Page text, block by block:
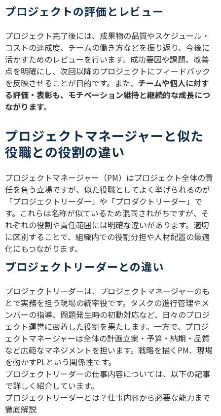
プロジェクトの評価とレビュー
プロジェクト完了後には、成果物の品質やスケジュール・
コストの達成度、チームの働き方などを振り返り、今後に
活かすためのレビューを行います。成功要因や課題、改善
点を明確にし、次回以降のプロジェクトにフィードバック
を反映させることが目的です。また、 チームや個人に対す
る評価・表彰も、モチベーション維持と継続的な成長につ
ながります。
プロジェクトマネージャーと似た
役職との役割の違い
プロジェクトマネージャー（PM）はプロジェクト全体の責
任を負う立場ですが、似た役職としてよく挙げられるのが
「プロジェクトリーダー」や「プロダクトリーダー」で
す。これらは名称が似ているため混同されがちですが、そ
れぞれの役割や責任範囲には明確な違いがあります。適切
に区別することで、組織内での役割分担や人材配置の最適
化にもつながります。
プロジェクトリーダーとの違い
プロジェクトリーダーは、プロジェクトマネージャーのも
とで実務を担う現場の統率役です。タスクの進行管理やメ
ンバーの指導、問題発生時の初動対応など、日々のプロジ
ェクト運営に密着した役割を果たします。一方で、プロジ
ェクトマネージャーは全体の計画立案・予算・納期・品質
など広範なマネジメントを担います。戦略を描くPM、現場
を動かすPLという関係性です。
プロジェクトリーダーの仕事内容については、以下の記事
で詳しく紹介しています。
プロジェクトリーダーとは？仕事内容から必要な能力まで
徹底解説